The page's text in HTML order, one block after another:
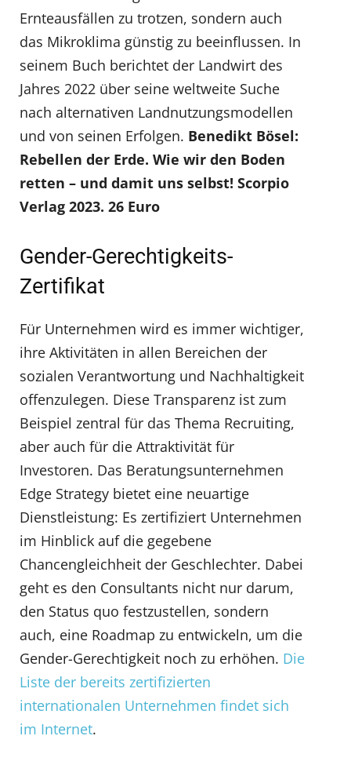
Ernteausfällen zu trotzen, sondern auch
das Mikroklima günstig zu beeinflussen. In
seinem Buch berichtet der Landwirt des
Jahres 2022 über seine weltweite Suche
nach alternativen Landnutzungsmodellen
und von seinen Erfolgen. Benedikt Bösel:
Rebellen der Erde. Wie wir den Boden
retten – und damit uns selbst! Scorpio
Verlag 2023. 26 Euro
Gender-Gerechtigkeits-
Zertifikat
Für Unternehmen wird es immer wichtiger,
ihre Aktivitäten in allen Bereichen der
sozialen Verantwortung und Nachhaltigkeit
offenzulegen. Diese Transparenz ist zum
Beispiel zentral für das Thema Recruiting,
aber auch für die Attraktivität für
Investoren. Das Beratungsunternehmen
Edge Strategy bietet eine neuartige
Dienstleistung: Es zertifiziert Unternehmen
im Hinblick auf die gegebene
Chancengleichheit der Geschlechter. Dabei
geht es den Consultants nicht nur darum,
den Status quo festzustellen, sondern
auch, eine Roadmap zu entwickeln, um die
Gender-Gerechtigkeit noch zu erhöhen. Die
Liste der bereits zertifizierten
internationalen Unternehmen findet sich
im Internet.